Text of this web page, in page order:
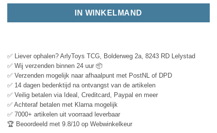
IN WINKELMAND
✅ Liever ophalen? ArlyToys TCG, Bolderweg 2a, 8243 RD Lelystad
✅ Wij verzenden binnen 24 uur 📦
✅ Verzenden mogelijk naar afhaalpunt met PostNL of DPD
✅ 14 dagen bedenktijd na ontvangst van de artikelen
✅ Veilig betalen via Ideal, Creditcard, Paypal en meer
✅ Achteraf betalen met Klarna mogelijk
✅ 7000+ artikelen uit voorraad leverbaar
🏆 Beoordeeld met 9.8/10 op Webwinkelkeur